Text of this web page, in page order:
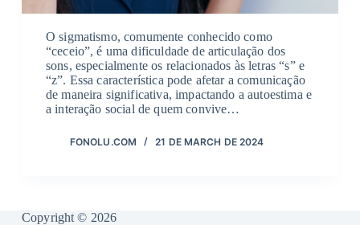
O sigmatismo, comumente conhecido como
“ceceio”, é uma dificuldade de articulação dos
sons, especialmente os relacionados às letras “s” e
“z”. Essa característica pode afetar a comunicação
de maneira significativa, impactando a autoestima e
a interação social de quem convive…
FONOLU.COM 21 DE MARCH DE 2024
Copyright © 2026